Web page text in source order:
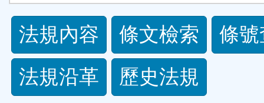
法
規
功
法規內容 條文檢索
條
法規沿革
歷史法規